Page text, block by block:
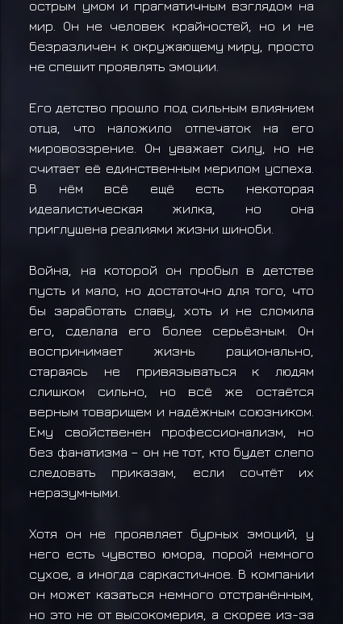
острым умом и прагматичным взглядом на
мир. Он не человек крайностей, но и не
безразличен к окружающему миру, просто
не спешит проявлять эмоции.
Его детство прошло под сильным влиянием
отца, что наложило отпечаток на его
мировоззрение. Он уважает силу, но не
считает её единственным мерилом успеха.
В нём всё ещё есть некоторая
идеалистическая жилка, но она
приглушена реалиями жизни шиноби.
Война, на которой он пробыл в детстве
пусть и мало, но достаточно для того, что
бы заработать славу, хоть и не сломила
его, сделала его более серьёзным. Он
воспринимает жизнь рационально,
стараясь не привязываться к людям
слишком сильно, но всё же остаётся
верным товарищем и надёжным союзником.
Ему свойственен профессионализм, но
без фанатизма – он не тот, кто будет слепо
следовать приказам, если сочтёт их
неразумными.
Хотя он не проявляет бурных эмоций, у
него есть чувство юмора, порой немного
сухое, а иногда саркастичное. В компании
он может казаться немного отстранённым,
но это не от высокомерия, а скорее из-за